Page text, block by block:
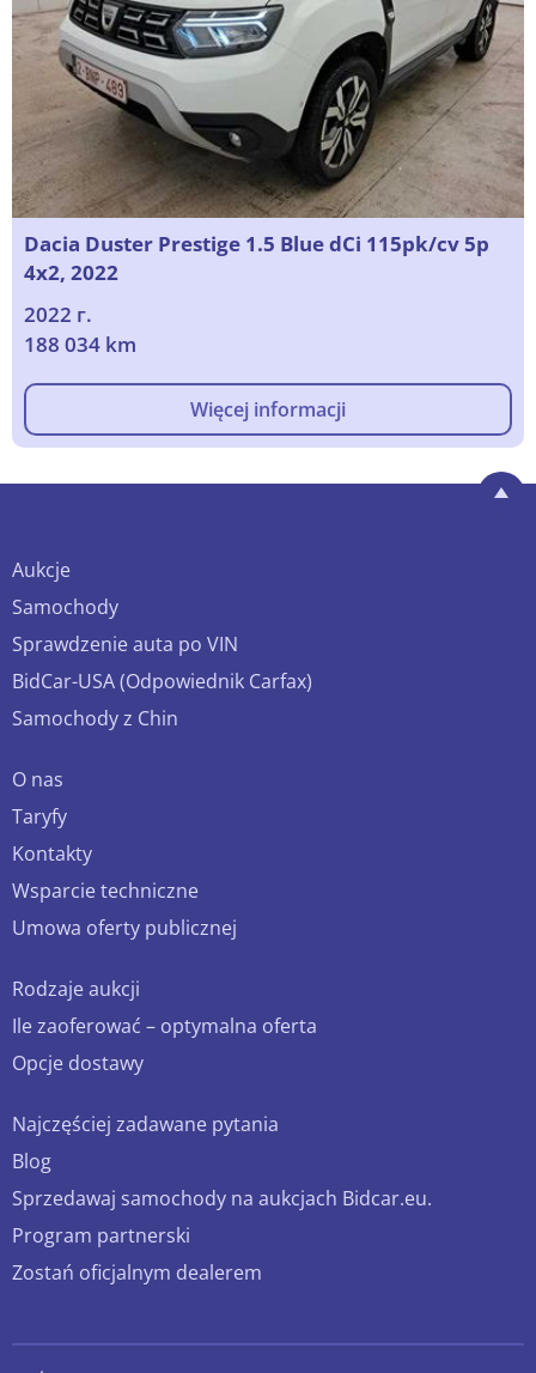
Dacia Duster Prestige 1.5 Blue dCi 115pk/cv 5p
4x2, 2022
2022 г.
188 034 km
Więcej informacji
Aukcje
Samochody
Sprawdzenie auta po VIN
BidCar-USA (Odpowiednik Carfax)
Samochody z Chin
O nas
Taryfy
Kontakty
Wsparcie techniczne
Umowa oferty publicznej
Rodzaje aukcji
Ile zaoferować – optymalna oferta
Opcje dostawy
Najczęściej zadawane pytania
Blog
Sprzedawaj samochody na aukcjach Bidcar.eu.
Program partnerski
Zostań oficjalnym dealerem